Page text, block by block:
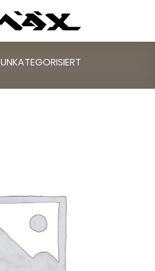
UNKATEGORISIERT